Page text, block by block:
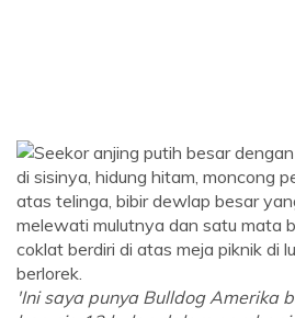
'Ini saya punya Bulldog Amerika